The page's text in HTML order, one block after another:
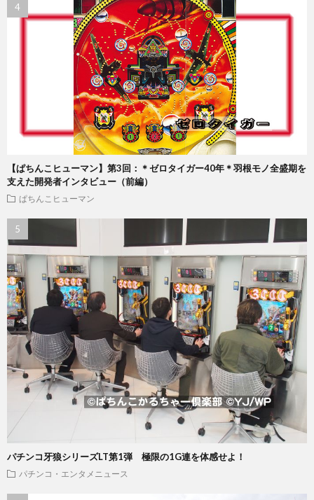
【ぱちんこヒューマン】第3回：＊ゼロタイガー40年＊羽根モノ全盛期を
支えた開発者インタビュー（前編）
ぱちんこヒューマン
パチンコ牙狼シリーズLT第1弾 極限の1G連を体感せよ！
パチンコ・エンタメニュース